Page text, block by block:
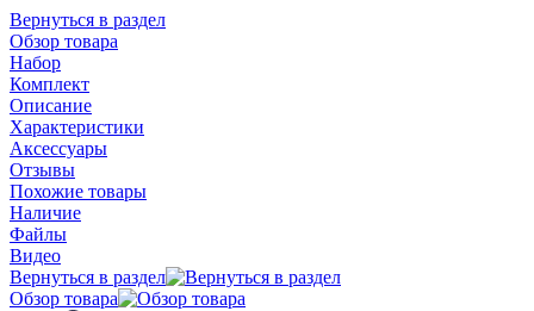
Вернуться в раздел
Обзор товара
Набор
Комплект
Описание
Характеристики
Аксессуары
Отзывы
Похожие товары
Наличие
Файлы
Видео
Вернуться в раздел
Обзор товара